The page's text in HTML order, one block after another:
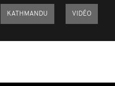
KATHMANDU VIDÉO